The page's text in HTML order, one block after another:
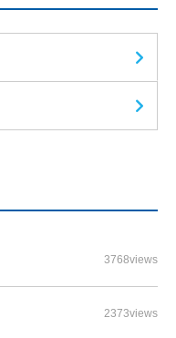
3768views
2373views